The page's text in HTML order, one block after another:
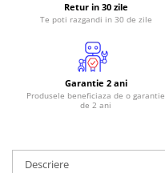
Cabluri
Sticker
Condensatoare
Retur in 30 zile
Te poti razgandi in 30 de zile
Garantie 2 ani
Produsele beneficiaza de o garantie
de 2 ani
Descriere